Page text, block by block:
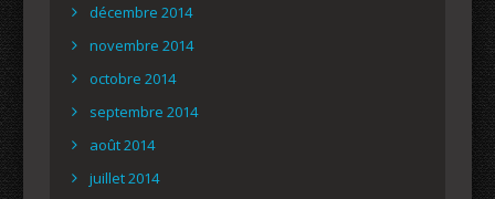
décembre 2014
novembre 2014
octobre 2014
septembre 2014
août 2014
juillet 2014